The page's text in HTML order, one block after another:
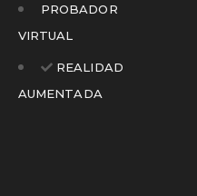
PROBADOR
VIRTUAL
REALIDAD
AUMENTADA